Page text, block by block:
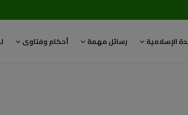
الإسلامية رسائل مهمة أحكام وفتاوى